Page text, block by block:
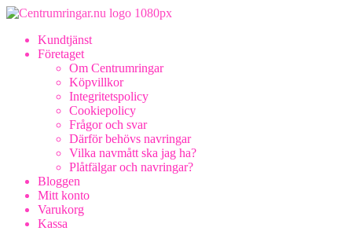
Hoppa
navigering
Hoppa
innehållKundtjänst
Företaget
Om Centrumringar
Köpvillkor
Integritetspolicy
Cookiepolicy
Frågor och svar
Därför behövs navringar
Vilka navmått ska jag ha?
Plåtfälgar och navringar?
Bloggen
Mitt konto
Varukorg
Kassa